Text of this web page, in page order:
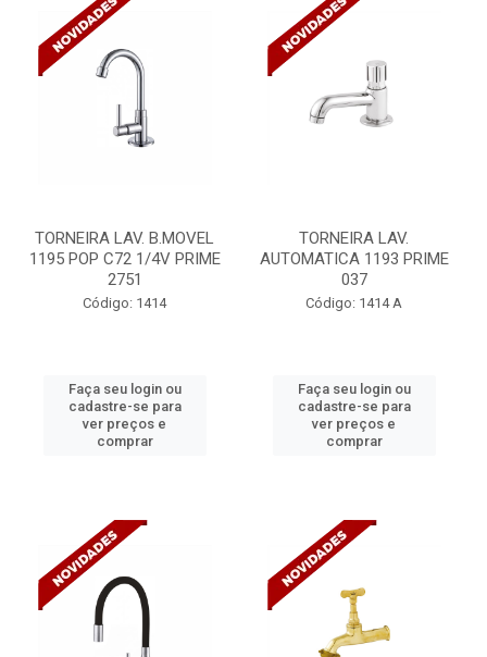
TORNEIRA LAV. B.MOVEL
1195 POP C72 1/4V PRIME
2751
Código: 1414
Faça seu login ou
cadastre-se para
ver preços e
comprar
TORNEIRA LAV.
AUTOMATICA 1193 PRIME
037
Código: 1414 A
Faça seu login ou
cadastre-se para
ver preços e
comprar